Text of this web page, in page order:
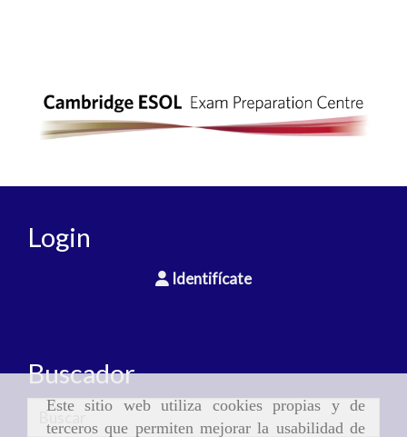
Este sitio web utiliza cookies propias y de
terceros que permiten mejorar la usabilidad de
Login
Identifícate
Buscador